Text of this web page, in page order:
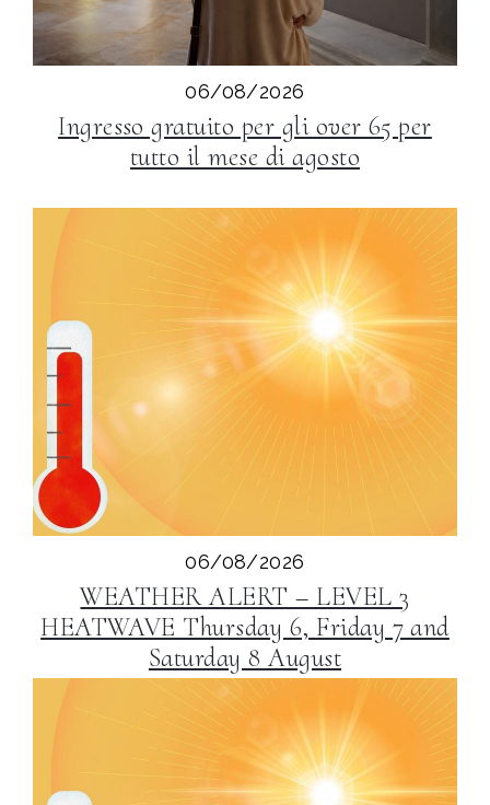
06/08/2026
Ingresso gratuito per gli over 65 per
tutto il mese di agosto
06/08/2026
WEATHER ALERT – LEVEL 3
HEATWAVE Thursday 6, Friday 7 and
Saturday 8 August